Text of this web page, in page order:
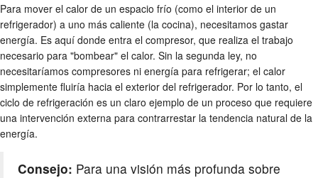
Para mover el calor de un espacio frío (como el interior de un
refrigerador) a uno más caliente (la cocina), necesitamos gastar
energía. Es aquí donde entra el compresor, que realiza el trabajo
necesario para "bombear" el calor. Sin la segunda ley, no
necesitaríamos compresores ni energía para refrigerar; el calor
simplemente fluiría hacia el exterior del refrigerador. Por lo tanto, el
ciclo de refrigeración es un claro ejemplo de un proceso que requiere
una intervención externa para contrarrestar la tendencia natural de la
energía.
Consejo: Para una visión más profunda sobre